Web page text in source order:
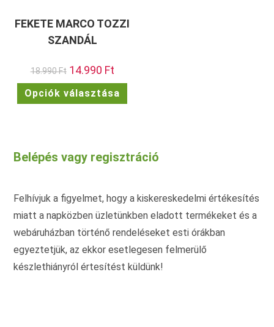
FEKETE MARCO TOZZI
SZANDÁL
18.990Ft Original
price
was:
18.990 Ft.
14.990 FtCurrent
price
is:
14.990 Ft.
Opciók választása
terméknek
a
termékoldalon
Belépés vagy regisztráció
Felhívjuk a figyelmet, hogy a kiskereskedelmi értékesítés
miatt a napközben üzletünkben eladott termékeket és a
webáruházban történő rendeléseket esti órákban
egyeztetjük, az ekkor esetlegesen felmerülő
készlethiányról értesítést küldünk!